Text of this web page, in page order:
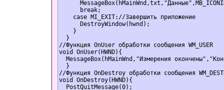
break;
case MI_EXIT://Завершить приложение
DestroyWindow(hwnd);
}
}
//Функция OnUser обработки сообщения WM_USER
void OnUser(HWND){
MessageBox(hMainWnd,"Измерения
}
//Функция OnDestroy обработки сообщения
void OnDestroy(HWND){
PostQuitMessage(0);